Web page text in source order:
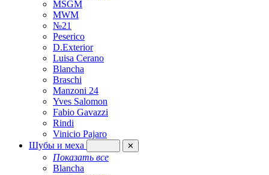
MSGM
MWM
№21
Peserico
D.Exterior
Luisa Cerano
Blancha
Braschi
Manzoni 24
Yves Salomon
Fabio Gavazzi
Rindi
Vinicio Pajaro
Шубы и меха
✕
Показать все
Blancha